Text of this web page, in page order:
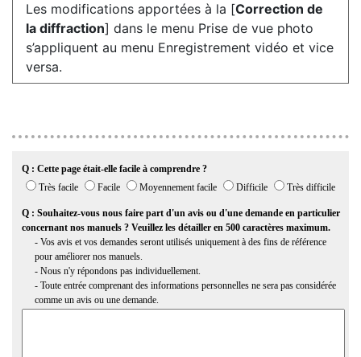
Les modifications apportées à la [Correction de
la diffraction] dans le menu Prise de vue photo
s’appliquent au menu Enregistrement vidéo et vice
versa.